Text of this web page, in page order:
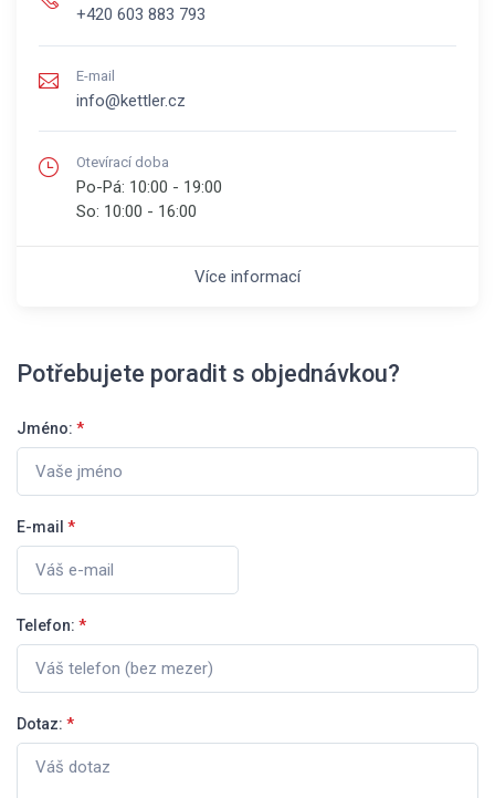
+420 603 883 793
E-mail
info@kettler.cz
Otevírací doba
Po-Pá: 10:00 - 19:00
So: 10:00 - 16:00
Více informací
Potřebujete poradit s objednávkou?
Jméno: *
E-mail *
Telefon: *
Dotaz: *